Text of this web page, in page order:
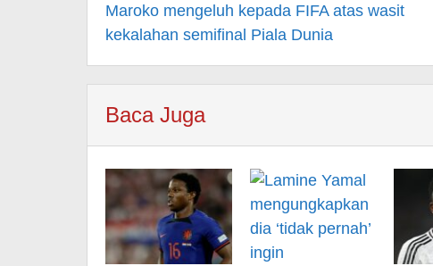
navigation
Maroko mengeluh kepada FIFA atas wasit
kekalahan semifinal Piala Dunia
Baca Juga